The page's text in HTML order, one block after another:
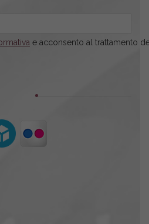
e acconsento al trattamento